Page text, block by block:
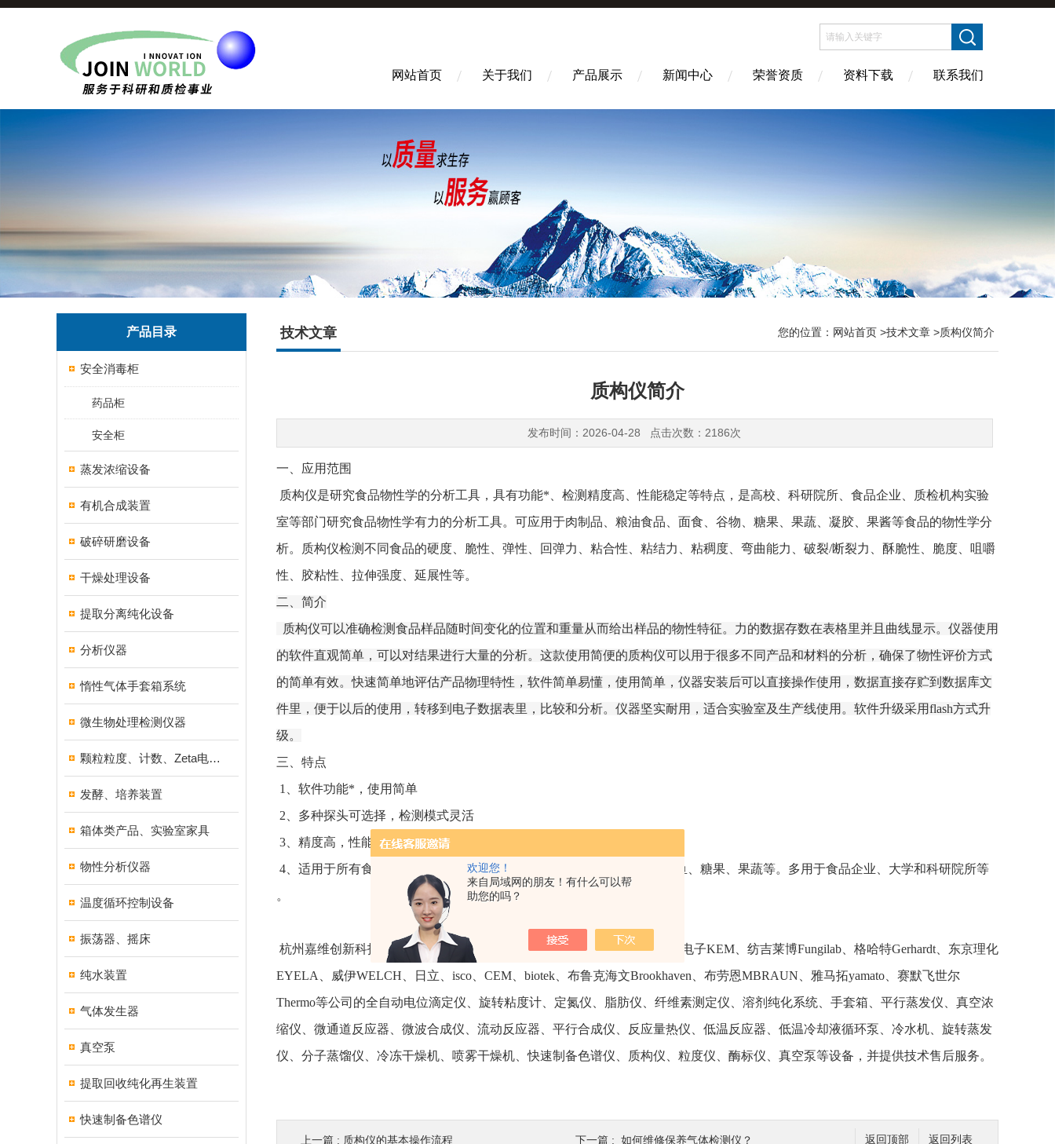
欢迎您！
来自局域网的朋友！有什么可以帮
助您的吗？
网站首页 关于我们 产品展示 新闻中心 荣誉资质 资料下载 联系我们
产品目录
安全消毒柜
药品柜
安全柜
蒸发浓缩设备
有机合成装置
破碎研磨设备
干燥处理设备
提取分离纯化设备
分析仪器
惰性气体手套箱系统
微生物处理检测仪器
颗粒粒度、计数、Zeta电位分析仪器
发酵、培养装置
箱体类产品、实验室家具
物性分析仪器
温度循环控制设备
振荡器、摇床
纯水装置
气体发生器
真空泵
提取回收纯化再生装置
快速制备色谱仪
技术文章 您的位置： 网站首页 >技术文章 >质构仪简介
质构仪简介
发布时间：2026-04-28 点击次数：2186次
一、应用范围
质构仪是研究食品物性学的分析工具，具有功能*、检测精度高、性能稳定等特点，是高校、科研院所、食品企业、质检机构实验
室等部门研究食品物性学有力的分析工具。可应用于肉制品、粮油食品、面食、谷物、糖果、果蔬、凝胶、果酱等食品的物性学分
析。质构仪检测不同食品的硬度、脆性、弹性、回弹力、粘合性、粘结力、粘稠度、弯曲能力、破裂/断裂力、酥脆性、脆度、咀嚼
性、胶粘性、拉伸强度、延展性等。
二、简介
质构仪可以准确检测食品样品随时间变化的位置和重量从而给出样品的物性特征。力的数据存数在表格里并且曲线显示。仪器使用
的软件直观简单，可以对结果进行大量的分析。这款使用简便的质构仪可以用于很多不同产品和材料的分析，确保了物性评价方式
的简单有效。快速简单地评估产品物理特性，软件简单易懂，使用简单，仪器安装后可以直接操作使用，数据直接存贮到数据库文
件里，便于以后的使用，转移到电子数据表里，比较和分析。仪器坚实耐用，适合实验室及生产线使用。软件升级采用flash方式升
级。
三、特点
1、软件功能*，使用简单
2、多种探头可选择，检测模式灵活
3、精度高，性能稳定，坚固耐用，具有数据存储功能
4、适用于所有食品包括面制品及烘焙食品、肉制品、米制品、乳制品、鱼、糖果、果蔬等。多用于食品企业、大学和科研院所等
。
杭州嘉维创新科技有限公司是多家仪器制造商的合作伙伴。代理销售京都电子KEM、纺吉莱博Fungilab、格哈特Gerhardt、东京理化
EYELA、威伊WELCH、日立、isco、CEM、biotek、布鲁克海文Brookhaven、布劳恩MBRAUN、雅马拓yamato、赛默飞世尔
Thermo等公司的全自动电位滴定仪、旋转粘度计、定氮仪、脂肪仪、纤维素测定仪、溶剂纯化系统、手套箱、平行蒸发仪、真空浓
缩仪、微通道反应器、微波合成仪、流动反应器、平行合成仪、反应量热仪、低温反应器、低温冷却液循环泵、冷水机、旋转蒸发
仪、分子蒸馏仪、冷冻干燥机、喷雾干燥机、快速制备色谱仪、质构仪、粒度仪、酶标仪、真空泵等设备，并提供技术售后服务。
返回列表
返回顶部
上一篇 : 质构仪的基本操作流程 下一篇 : 如何维修保养气体检测仪？